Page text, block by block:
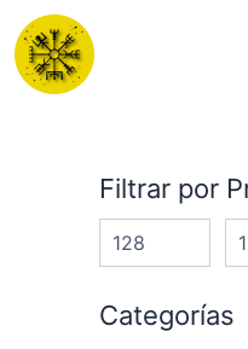
contenido
Filtrar por
Categorías